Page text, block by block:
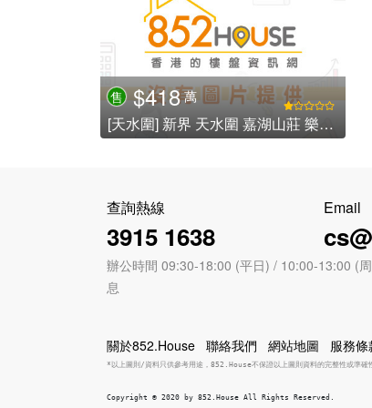
售 $418 萬
[天水圍] 新界 天水圍 嘉湖山莊 樂湖居 - 嘉湖新北江商場
查詢熱線
3915 1638
Email
辦公時間 09:30-18:00 (平日) / 10:00-13:00 (
息
關於852.House 聯絡我們 網站地圖 服務條
*以上圖則/資料只供參考用途，852.House不保證以上圖則資料的完整性或準確
Copyright © 2020 by 852.House All Rights Reserved.